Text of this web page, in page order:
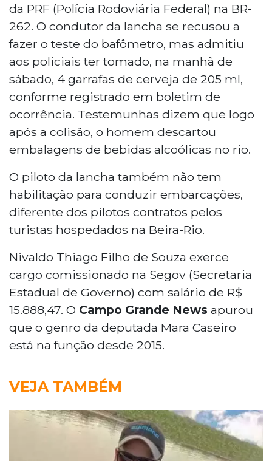
da PRF (Polícia Rodoviária Federal) na BR-
262. O condutor da lancha se recusou a
fazer o teste do bafômetro, mas admitiu
aos policiais ter tomado, na manhã de
sábado, 4 garrafas de cerveja de 205 ml,
conforme registrado em boletim de
ocorrência. Testemunhas dizem que logo
após a colisão, o homem descartou
embalagens de bebidas alcoólicas no rio.
O piloto da lancha também não tem
habilitação para conduzir embarcações,
diferente dos pilotos contratos pelos
turistas hospedados na Beira-Rio.
Nivaldo Thiago Filho de Souza exerce
cargo comissionado na Segov (Secretaria
Estadual de Governo) com salário de R$
15.888,47. O Campo Grande News apurou
que o genro da deputada Mara Caseiro
está na função desde 2015.
VEJA TAMBÉM